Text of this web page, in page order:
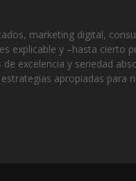
marketing digital,
explicable y –hasta cierto
excelencia y seriedad
apropiadas para